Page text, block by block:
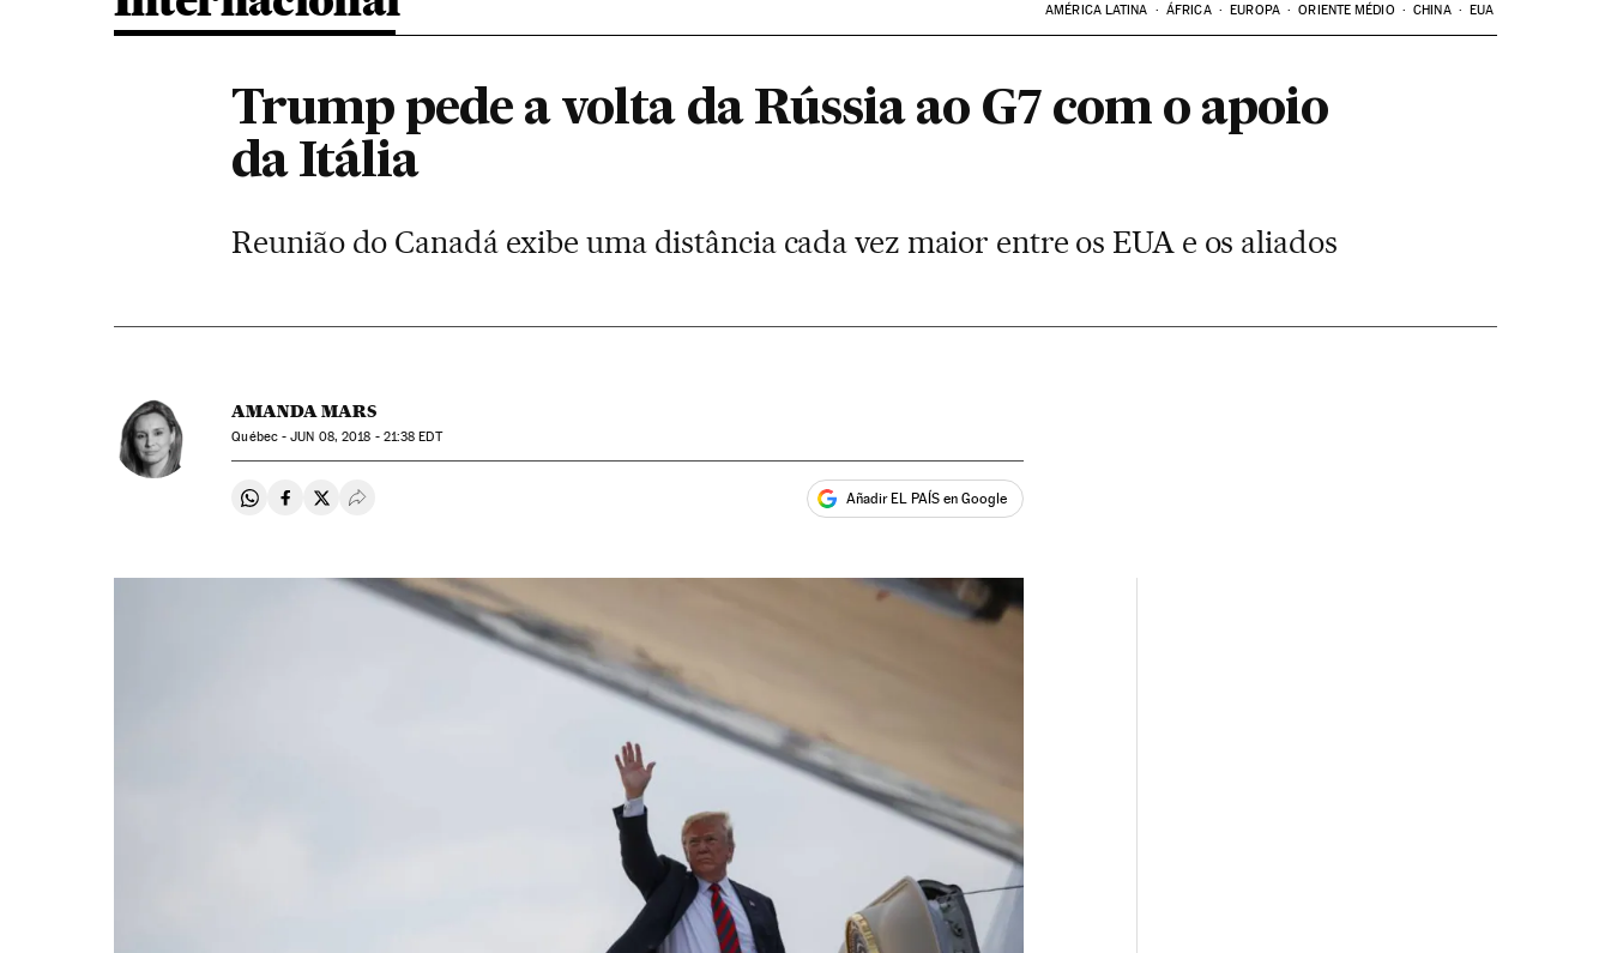
AMÉRICA LATINA ÁFRICA EUROPA ORIENTE MÉDIO CHINA EUA
Trump pede a volta da Rússia ao G7 com o apoio
da Itália
Reunião do Canadá exibe uma distância cada vez maior entre os EUA e os aliados
AMANDA MARS
Québec -JUN 08, 2018 - 21:38 EDT
Compartir en Whatsapp
Compartir en Facebook
Compartir en Twitter
Desplegar Redes Sociales Añadir EL PAÍS en Google